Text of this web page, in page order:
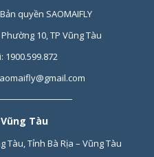
Bản quyền SAOMAIFLY
10, TP Vũng Tàu
1900.599.872
Tàu
Tàu, Tỉnh Bà Rịa – Vũng Tàu